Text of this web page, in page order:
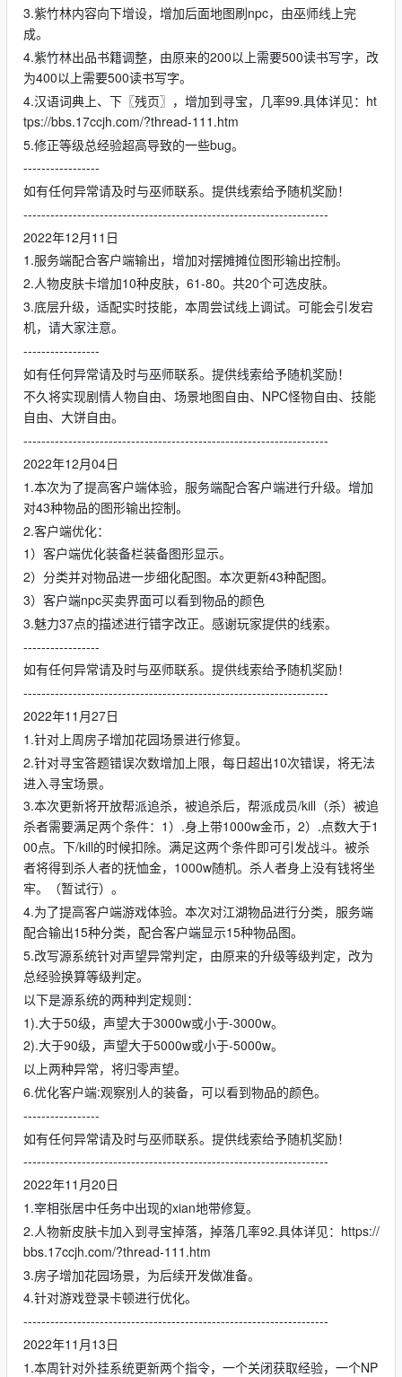
3.紫竹林内容向下增设，增加后面地图刷npc，由巫师线上完
成。
4.紫竹林出品书籍调整，由原来的200以上需要500读书写字，改
为400以上需要500读书写字。
4.汉语词典上、下〖残页〗，增加到寻宝，几率99.具体详见：ht
tps://bbs.17ccjh.com/?thread-111.htm
5.修正等级总经验超高导致的一些bug。
-----------------
如有任何异常请及时与巫师联系。提供线索给予随机奖励！
--------------------------------------------------------------------
2022年12月11日
1.服务端配合客户端输出，增加对摆摊摊位图形输出控制。
2.人物皮肤卡增加10种皮肤，61-80。共20个可选皮肤。
3.底层升级，适配实时技能，本周尝试线上调试。可能会引发宕
机，请大家注意。
-----------------
如有任何异常请及时与巫师联系。提供线索给予随机奖励！
不久将实现剧情人物自由、场景地图自由、NPC怪物自由、技能
自由、大饼自由。
--------------------------------------------------------------------
2022年12月04日
1.本次为了提高客户端体验，服务端配合客户端进行升级。增加
对43种物品的图形输出控制。
2.客户端优化：
1）客户端优化装备栏装备图形显示。
2）分类并对物品进一步细化配图。本次更新43种配图。
3）客户端npc买卖界面可以看到物品的颜色
3.魅力37点的描述进行错字改正。感谢玩家提供的线索。
-----------------
如有任何异常请及时与巫师联系。提供线索给予随机奖励！
--------------------------------------------------------------------
2022年11月27日
1.针对上周房子增加花园场景进行修复。
2.针对寻宝答题错误次数增加上限，每日超出10次错误，将无法
进入寻宝场景。
3.本次更新将开放帮派追杀，被追杀后，帮派成员/kill（杀）被追
杀者需要满足两个条件：1）.身上带1000w金币，2）.点数大于1
00点。下/kill的时候扣除。满足这两个条件即可引发战斗。被杀
者将得到杀人者的抚恤金，1000w随机。杀人者身上没有钱将坐
牢。（暂试行）。
4.为了提高客户端游戏体验。本次对江湖物品进行分类，服务端
配合输出15种分类，配合客户端显示15种物品图。
5.改写源系统针对声望异常判定，由原来的升级等级判定，改为
总经验换算等级判定。
以下是源系统的两种判定规则：
1).大于50级，声望大于3000w或小于-3000w。
2).大于90级，声望大于5000w或小于-5000w。
以上两种异常，将归零声望。
6.优化客户端:观察别人的装备，可以看到物品的颜色。
-----------------
如有任何异常请及时与巫师联系。提供线索给予随机奖励！
--------------------------------------------------------------------
2022年11月20日
1.宰相张居中任务中出现的xian地带修复。
2.人物新皮肤卡加入到寻宝掉落，掉落几率92.具体详见：https://
bbs.17ccjh.com/?thread-111.htm
3.房子增加花园场景，为后续开发做准备。
4.针对游戏登录卡顿进行优化。
--------------------------------------------------------------------
2022年11月13日
1.本周针对外挂系统更新两个指令，一个关闭获取经验，一个NP